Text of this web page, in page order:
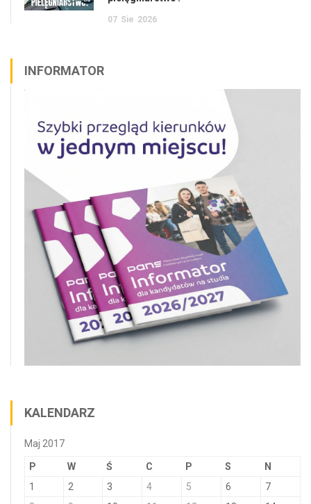
07 Sie 2026
INFORMATOR
KALENDARZ
Maj 2017
P W Ś C P S N
1 2 3 4 5 6
7